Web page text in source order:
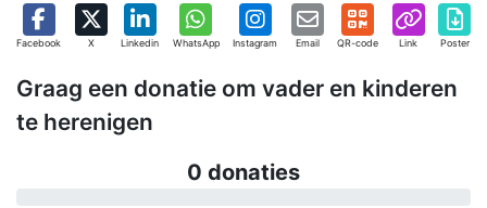
Facebook X Linkedin WhatsApp Instagram Email QR-code Link Poster
Graag een donatie om vader en kinderen
te herenigen
0 donaties